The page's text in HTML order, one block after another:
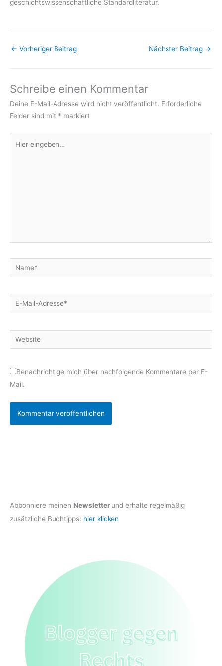
geschichtswissenschaftliche Standardliteratur.
← Vorheriger Beitrag Nächster Beitrag →
Schreibe einen Kommentar
Deine E-Mail-Adresse wird nicht veröffentlicht. Erforderliche
Felder sind mit * markiert
eingeben…
Name*
E-
Mail-
Website
Benachrichtige mich über nachfolgende Kommentare per E-
Mail.
Abbonniere meinen Newsletter und erhalte regelmäßig
zusätzliche Buchtipps: hier klicken